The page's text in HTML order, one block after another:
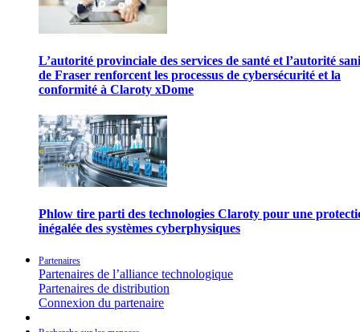
L’autorité provinciale des services de santé et l’autorité
de Fraser renforcent les processus de cybersécurité et la
conformité à Claroty xDome
Phlow tire parti des technologies Claroty pour une
inégalée des systèmes cyberphysiques
Partenaires
Partenaires de l’alliance technologique
Partenaires de distribution
Connexion du partenaire